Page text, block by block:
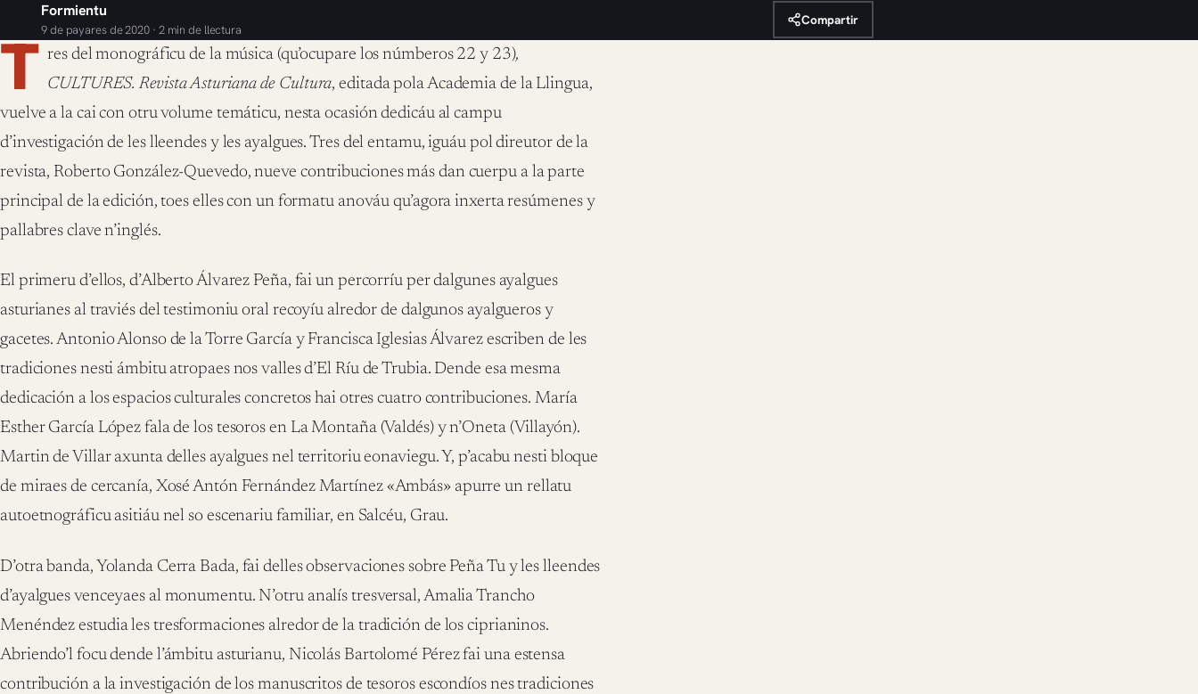
Formientu
9 de payares de 2020 · 2 min de llectura
Compartir
T res del monográficu de la música (qu’ocupare los númberos 22 y 23),
CULTURES. Revista Asturiana de Cultura, editada pola Academia de la Llingua,
vuelve a la cai con otru volume temáticu, nesta ocasión dedicáu al campu
d’investigación de les lleendes y les ayalgues. Tres del entamu, iguáu pol direutor de la
revista, Roberto González-Quevedo, nueve contribuciones más dan cuerpu a la parte
principal de la edición, toes elles con un formatu anováu qu’agora inxerta resúmenes y
pallabres clave n’inglés.
El primeru d’ellos, d’Alberto Álvarez Peña, fai un percorríu per dalgunes ayalgues
asturianes al traviés del testimoniu oral recoyíu alredor de dalgunos ayalgueros y
gacetes. Antonio Alonso de la Torre García y Francisca Iglesias Álvarez escriben de les
tradiciones nesti ámbitu atropaes nos valles d’El Ríu de Trubia. Dende esa mesma
dedicación a los espacios culturales concretos hai otres cuatro contribuciones. María
Esther García López fala de los tesoros en La Montaña (Valdés) y n’Oneta (Villayón).
Martin de Villar axunta delles ayalgues nel territoriu eonaviegu. Y, p’acabu nesti bloque
de miraes de cercanía, Xosé Antón Fernández Martínez «Ambás» apurre un rellatu
autoetnográficu asitiáu nel so escenariu familiar, en Salcéu, Grau.
D’otra banda, Yolanda Cerra Bada, fai delles observaciones sobre Peña Tu y les lleendes
d’ayalgues venceyaes al monumentu. N’otru analís tresversal, Amalia Trancho
Menéndez estudia les tresformaciones alredor de la tradición de los ciprianinos.
Abriendo’l focu dende l’ámbitu asturianu, Nicolás Bartolomé Pérez fai una estensa
contribución a la investigación de los manuscritos de tesoros escondíos nes tradiciones